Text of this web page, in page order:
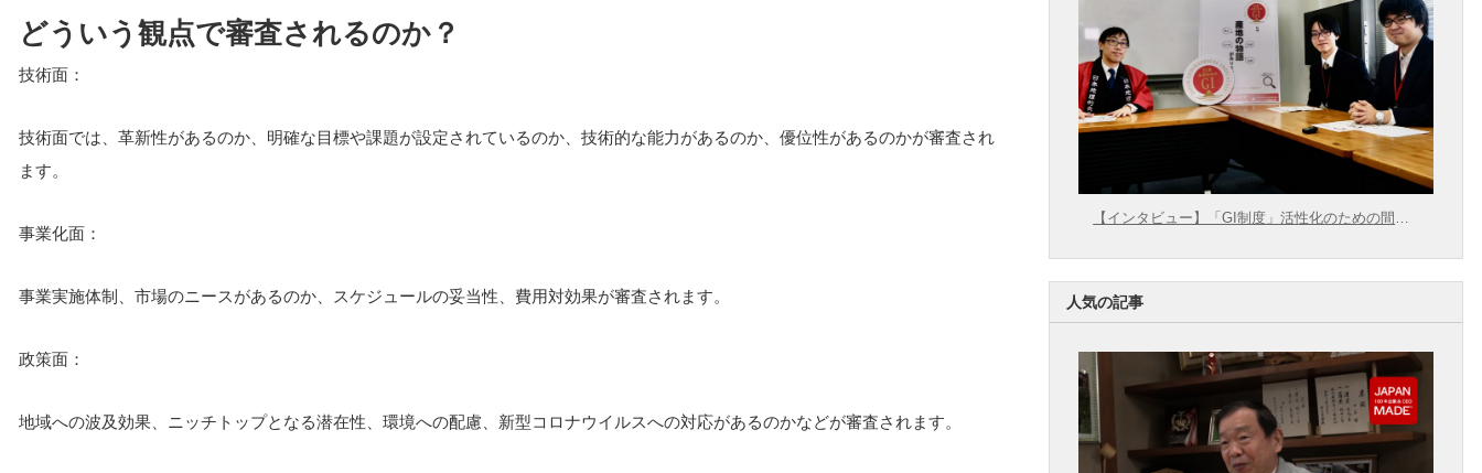
どういう観点で審査されるのか？
技術面：
技術面では、革新性があるのか、明確な目標や課題が設定されているのか、技術的な能力があるのか、優位性があるのかが審査され
ます。
事業化面：
事業実施体制、市場のニースがあるのか、スケジュールの妥当性、費用対効果が審査されます。
政策面：
地域への波及効果、ニッチトップとなる潜在性、環境への配慮、新型コロナウイルスへの対応があるのかなどが審査されます。
【インタビュー】「GI制度」活性化のための間口
人気の記事